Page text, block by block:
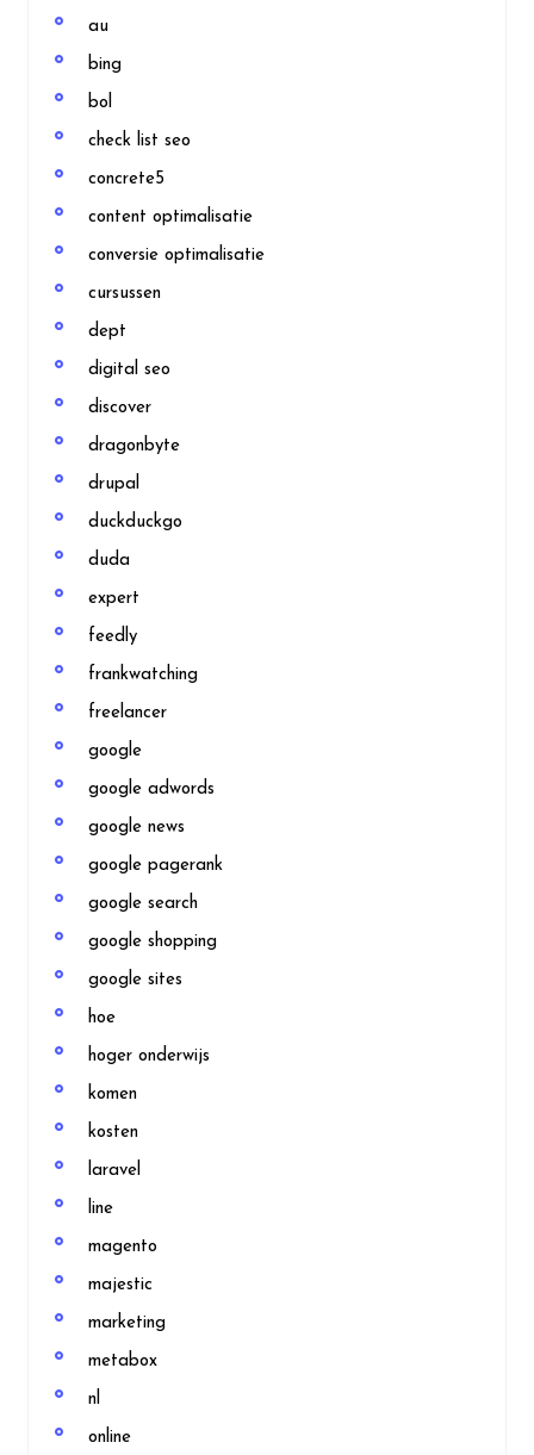
au
bing
bol
check list seo
concrete5
content optimalisatie
conversie optimalisatie
cursussen
dept
digital seo
discover
dragonbyte
drupal
duckduckgo
duda
expert
feedly
frankwatching
freelancer
google
google adwords
google news
google pagerank
google search
google shopping
google sites
hoe
hoger onderwijs
komen
kosten
laravel
line
magento
majestic
marketing
metabox
nl
online